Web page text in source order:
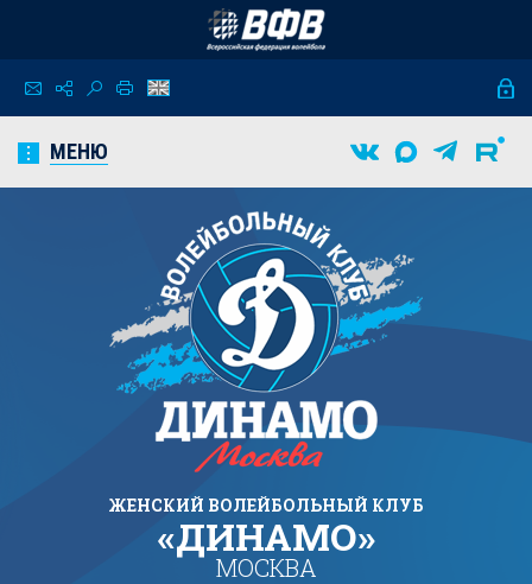
МЕНЮ
ЖЕНСКИЙ ВОЛЕЙБОЛЬНЫЙ КЛУБ
«ДИНАМО»
МОСКВА